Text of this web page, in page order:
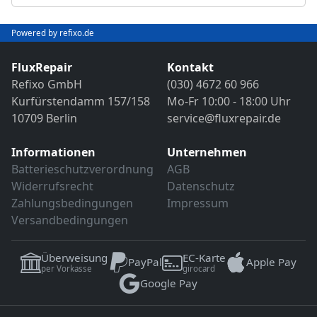
Sollten weitere Defekte festgestellt werden,
erfolgt eine Reparatur ausschließlich nach
vorheriger Rücksprache.
Bild- und Funktionstest
VDE-Sicherheitsprüfung
Sollten weitere Defekte festgestellt werden,
erfolgt eine Reparatur ausschließlich nach
vorheriger Rücksprache.
Powered by refixo.de
FluxRepair
Refixo GmbH
Kurfürstendamm 157/158
10709 Berlin
Kontakt
(030) 4672 60 966
Mo-Fr 10:00 - 18:00 Uhr
service@fluxrepair.de
Informationen
Batterieschutzverordnung
Widerrufsrecht
Zahlungsbedingungen
Versandbedingungen
Unternehmen
AGB
Datenschutz
Impressum
Überweisung
per Vorkasse PayPal EC-Karte
girocard
Apple Pay
Google Pay